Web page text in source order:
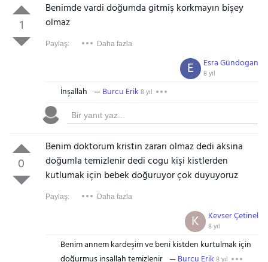
1
Benimde vardi doğumda gitmiş korkmayın bişey
olmaz
Paylaş: Daha fazla
Esra Gündogan
8 yıl
E
İnşallah Burcu Erik 8 yıl
0
Benim doktorum kristin zararı olmaz dedi aksina
doğumla temizlenir dedi cogu kişi kistlerden
kutlumak için bebek doğuruyor çok duyuyoruz
Paylaş: Daha fazla
Kevser Çetinel
8 yıl
K
Benim annem kardeşim ve beni kistden kurtulmak için
8 yıl